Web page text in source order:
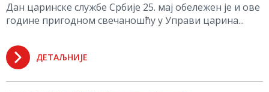
Дан царинске службе Србије 25. мај обележен је и ове
године пригодном свечаношћу у Управи царина...
ДЕТАЉНИЈЕ